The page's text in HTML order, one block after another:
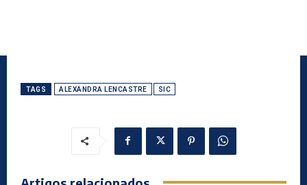
TAGS ALEXANDRA LENCASTRE SIC